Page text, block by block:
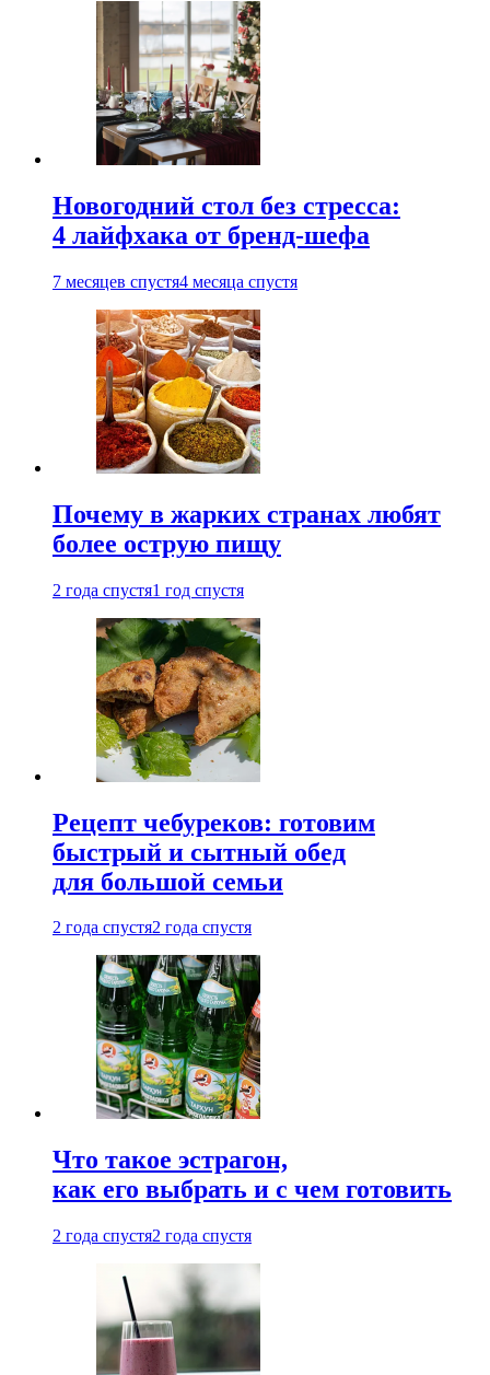
Новогодний стол без стресса:
4 лайфхака от бренд-шефа
7 месяцев спустя4 месяца спустя
Почему в жарких странах любят
более острую пищу
2 года спустя1 год спустя
Рецепт чебуреков: готовим
быстрый и сытный обед
для большой семьи
2 года спустя2 года спустя
Что такое эстрагон,
как его выбрать и с чем готовить
2 года спустя2 года спустя